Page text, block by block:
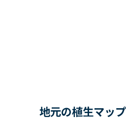
地元の植生マッ